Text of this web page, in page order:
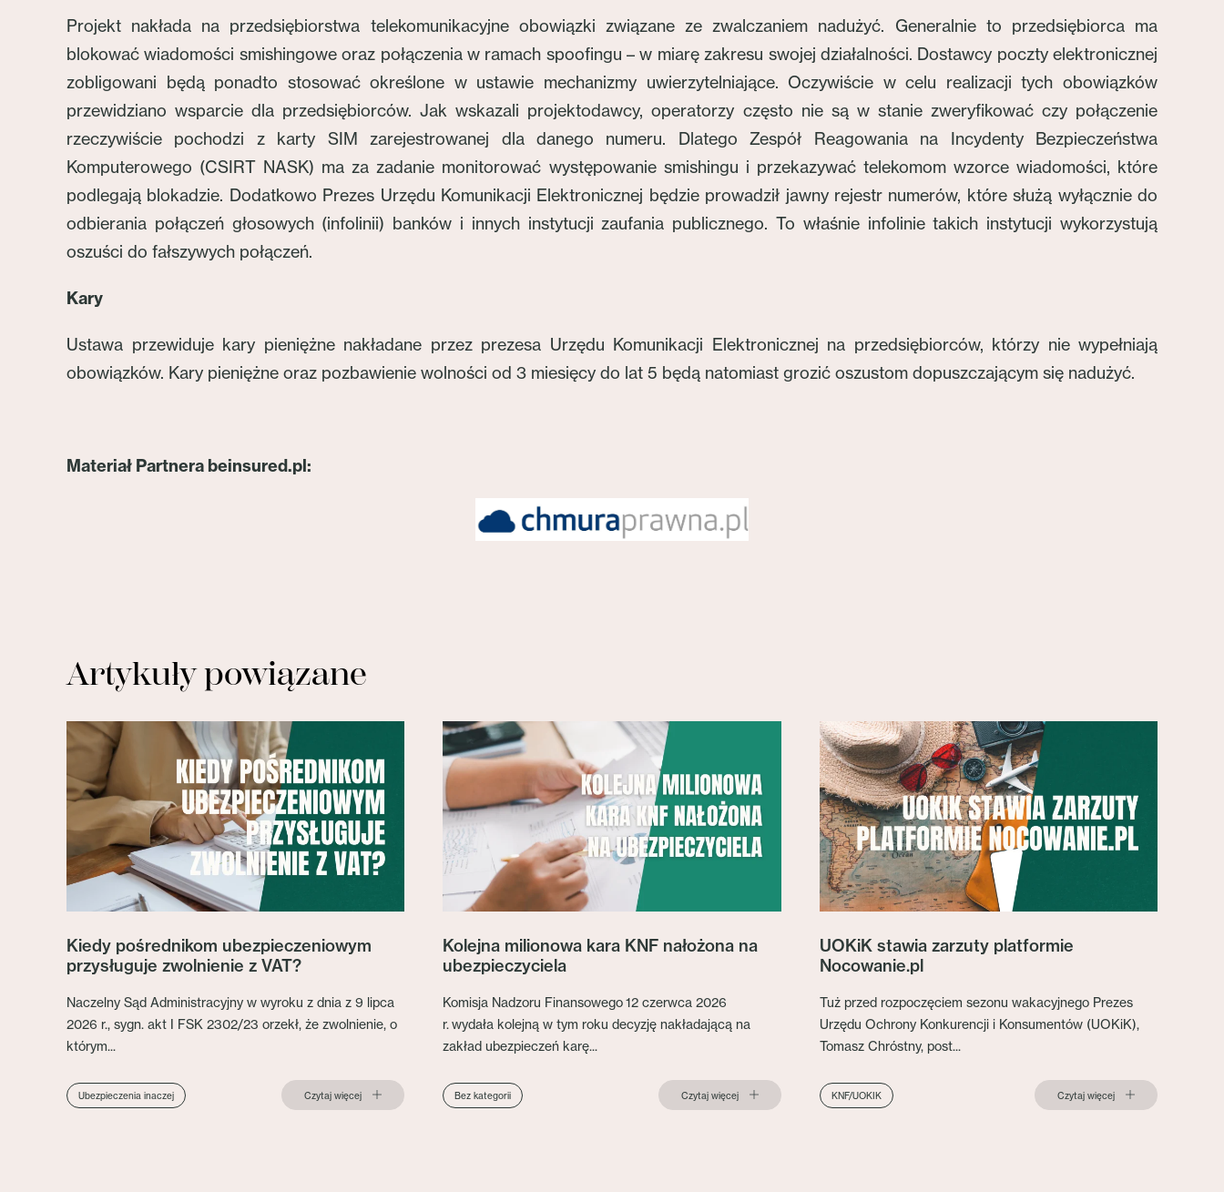
Projekt nakłada na przedsiębiorstwa telekomunikacyjne obowiązki związane ze zwalczaniem nadużyć. Generalnie to przedsiębiorca ma
blokować wiadomości smishingowe oraz połączenia w ramach spoofingu – w miarę zakresu swojej działalności. Dostawcy poczty elektronicznej
zobligowani będą ponadto stosować określone w ustawie mechanizmy uwierzytelniające. Oczywiście w celu realizacji tych obowiązków
przewidziano wsparcie dla przedsiębiorców. Jak wskazali projektodawcy, operatorzy często nie są w stanie zweryfikować czy połączenie
rzeczywiście pochodzi z karty SIM zarejestrowanej dla danego numeru. Dlatego Zespół Reagowania na Incydenty Bezpieczeństwa
Komputerowego (CSIRT NASK) ma za zadanie monitorować występowanie smishingu i przekazywać telekomom wzorce wiadomości, które
podlegają blokadzie. Dodatkowo Prezes Urzędu Komunikacji Elektronicznej będzie prowadził jawny rejestr numerów, które służą wyłącznie do
odbierania połączeń głosowych (infolinii) banków i innych instytucji zaufania publicznego. To właśnie infolinie takich instytucji wykorzystują
oszuści do fałszywych połączeń.
Kary
Ustawa przewiduje kary pieniężne nakładane przez prezesa Urzędu Komunikacji Elektronicznej na przedsiębiorców, którzy nie wypełniają
obowiązków. Kary pieniężne oraz pozbawienie wolności od 3 miesięcy do lat 5 będą natomiast grozić oszustom dopuszczającym się nadużyć.
Materiał Partnera beinsured.pl:
Artykuły powiązane
Kiedy pośrednikom ubezpieczeniowym
przysługuje zwolnienie z VAT?
Naczelny Sąd Administracyjny w wyroku z dnia z 9 lipca
2026 r., sygn. akt I FSK 2302/23 orzekł, że zwolnienie, o
którym...
Ubezpieczenia inaczej Czytaj więcej
Kolejna milionowa kara KNF nałożona na
ubezpieczyciela
Komisja Nadzoru Finansowego 12 czerwca 2026
r. wydała kolejną w tym roku decyzję nakładającą na
zakład ubezpieczeń karę...
Bez kategorii Czytaj więcej
UOKiK stawia zarzuty platformie
Nocowanie.pl
Tuż przed rozpoczęciem sezonu wakacyjnego Prezes
Urzędu Ochrony Konkurencji i Konsumentów (UOKiK),
Tomasz Chróstny, post...
KNF/UOKIK Czytaj więcej